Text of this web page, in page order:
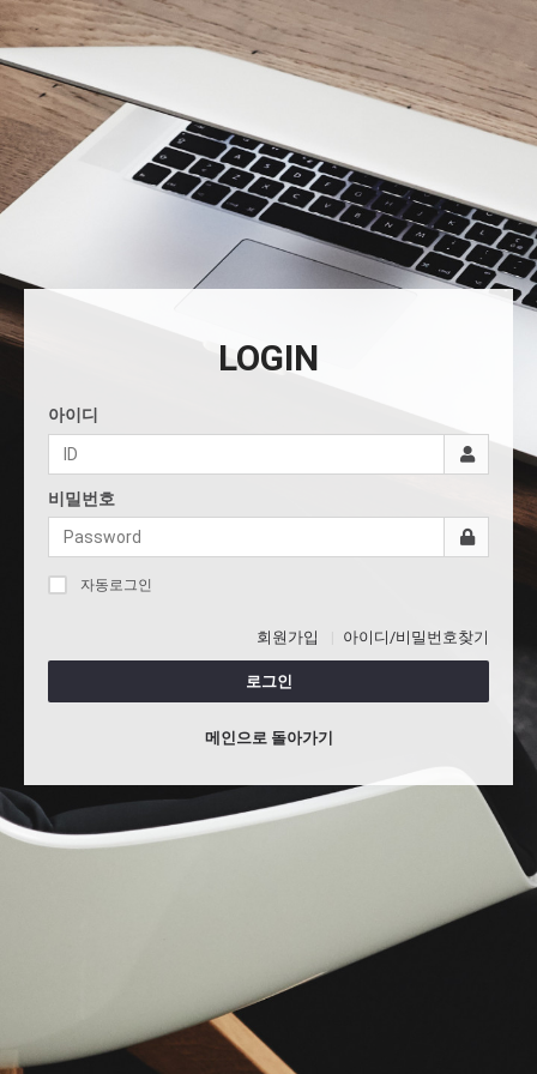
LOGIN
아이디
비밀번호
자동로그인
회원가입 아이디/비밀번호찾기
로그인
메인으로 돌아가기